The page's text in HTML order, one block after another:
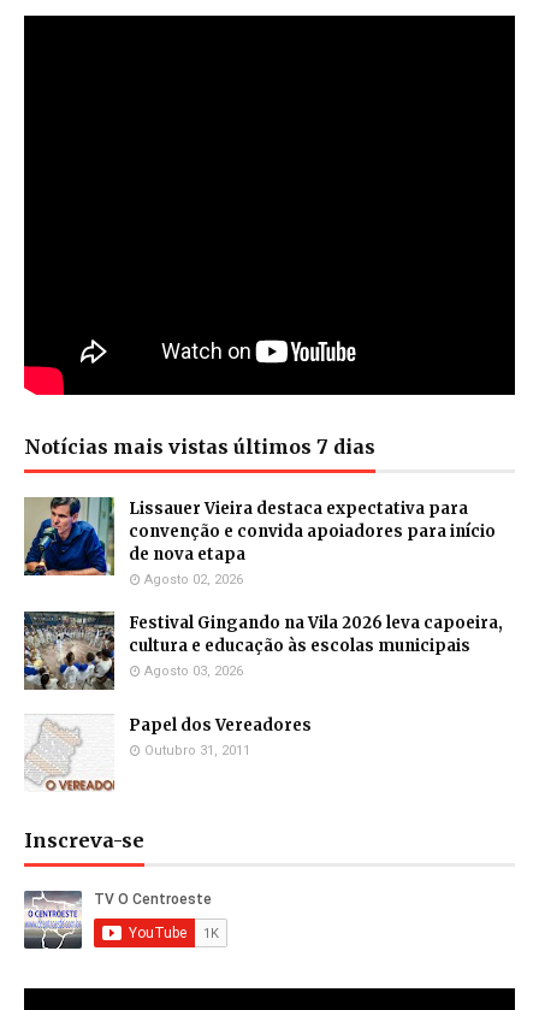
Notícias mais vistas últimos 7 dias
Lissauer Vieira destaca expectativa para
convenção e convida apoiadores para início
de nova etapa
Agosto 02, 2026
Festival Gingando na Vila 2026 leva capoeira,
cultura e educação às escolas municipais
Agosto 03, 2026
Papel dos Vereadores
Outubro 31, 2011
Inscreva-se